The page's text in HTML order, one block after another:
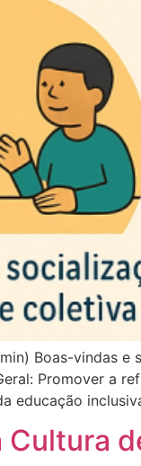
Boas-vindas e
Promover a
educação